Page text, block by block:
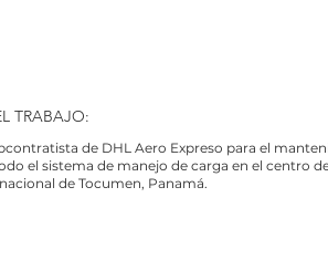
TRABAJO:
de DHL Aero Expreso para el
el sistema de manejo de carga en el centro
de Tocumen, Panamá.